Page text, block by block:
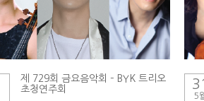
제 729회 금요음악회 – BYK 트리오
초청연주회
31
5